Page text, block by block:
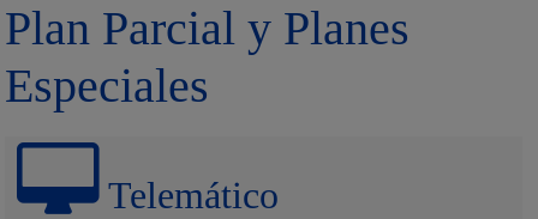
Plan Parcial y Planes
Especiales
Telemático